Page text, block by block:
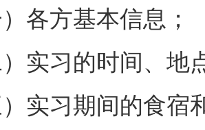
各方基本信息
习的时间、地
习期间的食宿